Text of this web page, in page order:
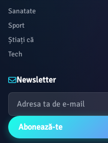
Sanatate
Sport
Știați că
Tech
Newsletter
Abonează-te